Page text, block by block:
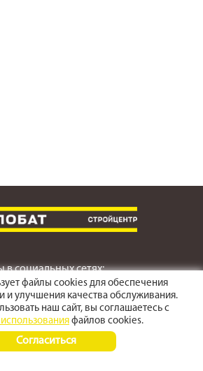
в социальных сетях:
Светлоград,
ул. Пушкина 167
файлы cookies для обеспечения
и улучшения качества обслуживания.
наш сайт, вы соглашаетесь с
файлов cookies.
Согласиться